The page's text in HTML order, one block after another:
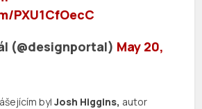
PXU1CfOecC
(@designportal) May 20,
bylJosh Higgins, autor